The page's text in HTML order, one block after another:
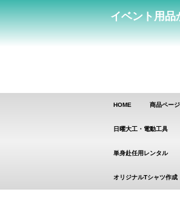
イベント用品
HOME 商品ペー
日曜大工・電動工具
単身赴任用レンタル
オリジナルTシャツ作成